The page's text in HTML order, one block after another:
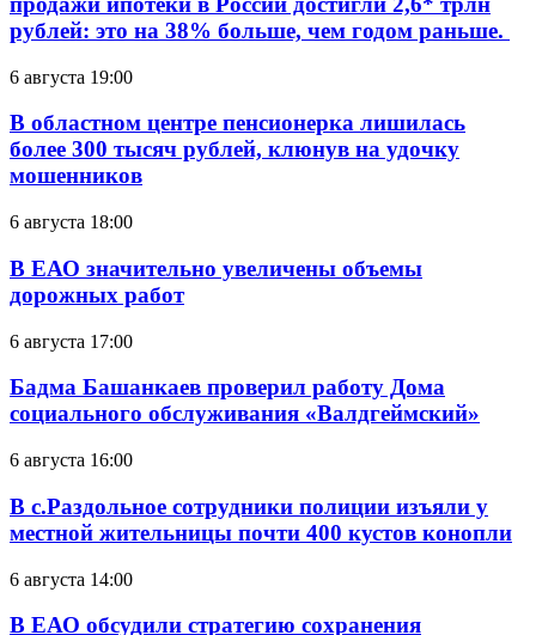
рублей: это на 38% больше, чем годом раньше.
6 августа 19:00
В областном центре пенсионерка лишилась
более 300 тысяч рублей, клюнув на удочку
мошенников
6 августа 18:00
В ЕАО значительно увеличены объемы
дорожных работ
6 августа 17:00
Бадма Башанкаев проверил работу Дома
социального обслуживания «Валдгеймский»
6 августа 16:00
В с.Раздольное сотрудники полиции изъяли у
местной жительницы почти 400 кустов конопли
6 августа 14:00
В ЕАО обсудили стратегию сохранения